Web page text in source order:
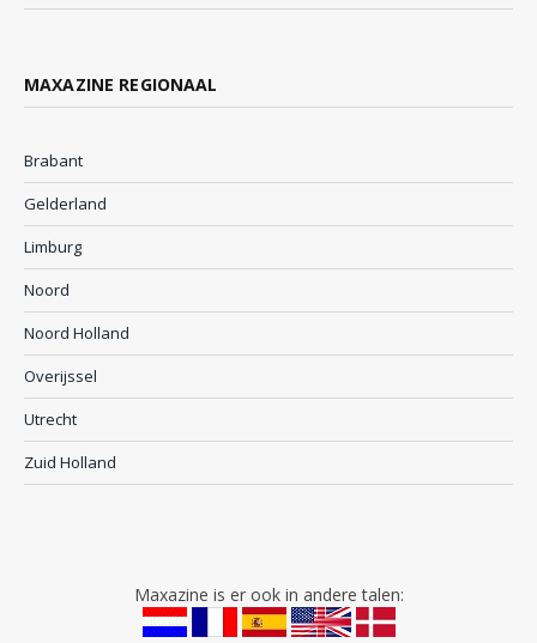
MAXAZINE REGIONAAL
Brabant
Gelderland
Limburg
Noord
Noord Holland
Overijssel
Utrecht
Zuid Holland
Maxazine is er ook in andere talen: